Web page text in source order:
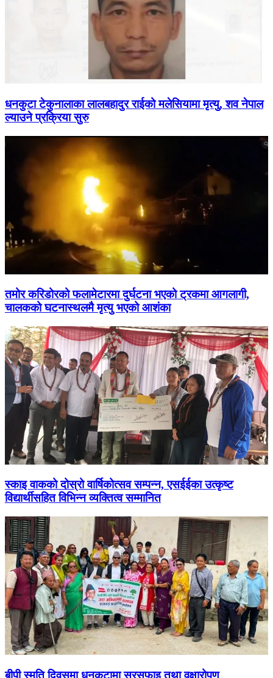
धनकुटा टेकुनालाका लालबहादुर राईको मलेसियामा मृत्यु, शव नेपाल
ल्याउने प्रक्रिया सुरु
तमोर करिडोरको फलामेटारमा दुर्घटना भएको ट्रकमा आगलागी,
चालकको घटनास्थलमै मृत्यु भएको आशंका
स्काइ वाकको दोस्रो वार्षिकोत्सव सम्पन्न, एसईईका उत्कृष्ट
विद्यार्थीसहित विभिन्न व्यक्तित्व सम्मानित
बीपी स्मृति दिवसमा धनकुटामा सरसफाइ तथा वृक्षारोपण